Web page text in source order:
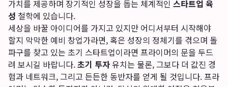
가치를 제공하며 장기적인 성장을 돕는 체계적인 스타트업 육
성 철학에 있습니다.
세상을 바꿀 아이디어를 가지고 있지만 어디서부터 시작해야
할지 막막한 예비 창업가라면, 혹은 성장의 정체기를 겪으며 돌
파구를 찾고 있는 초기 스타트업이라면 프라이머의 문을 두드
려 보시길 바랍니다.초기 투자유치는 물론, 그보다 더 값진 경
험과 네트워크, 그리고 든든한 동반자를 얻게 될 것입니다. 프라